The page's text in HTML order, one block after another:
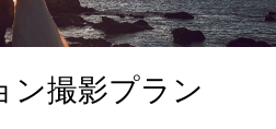
ン撮影プラン